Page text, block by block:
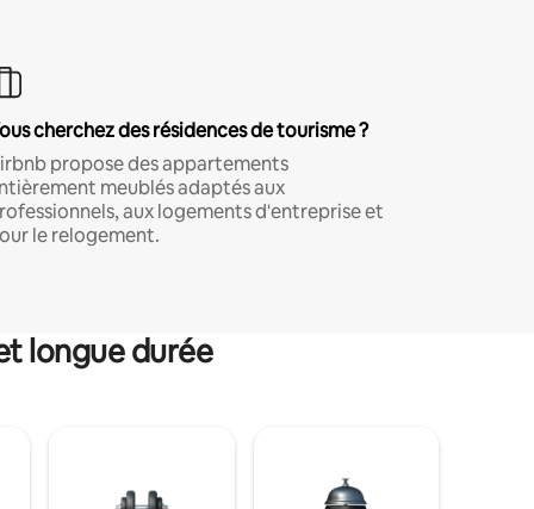
cherchez des résidences de tourisme ?
propose des appartements
meublés adaptés aux
aux logements d'entreprise et
le relogement.
longue durée